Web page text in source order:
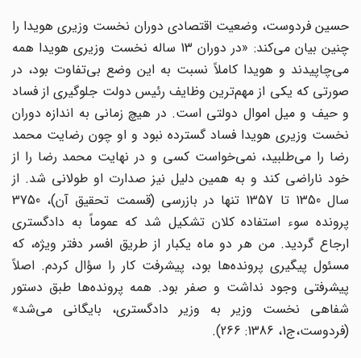
حسین فردوست، وضعیت اقتصادی دوران نخست وزیری هویدا را
چنین بیان می‌کند: «در دوران 13 ساله نخست وزیری هویدا همه
می‌چاپیدند و هویدا کاملاً نسبت به این وضع بی‌تفاوت بود، در
صورتی که یکی از مهم‌ترین وظایف رئیس دولت جلوگیری از فساد
و حیف و میل اموال دولتی است. در هیچ زمانی به اندازه دوران
نخست وزیری هویدا فساد گسترده نبود و او چون رضایت محمد
رضا را می‌طلبید، نمی‌خواست کسی و در نهایت محمد رضا را از
خود ناراضی کند و به همین دلیل نیز صدارت او طولانی شد. از
سال 1350 تا 1357 تنها در بازرسی (قسمت تحقیق آن)، 3750
پرونده سوء استفاده کلان تشکیل شد که عموماً به دادگستری
ارجاع گردید. من هر دو ماه یکبار از طریق افسر دفتر ویژه، که
مسئول پیگیری پرونده‌ها بود، پیشرفت کار را سؤال کردم. اصلاً
پیشرفتی وجود نداشت و صفر بود. همه پرونده‌ها طبق دستور
شفاهی نخست وزیر به وزیر دادگستری، بایگانی می‌شد»
(فردوست،ج1، 1386: 266).